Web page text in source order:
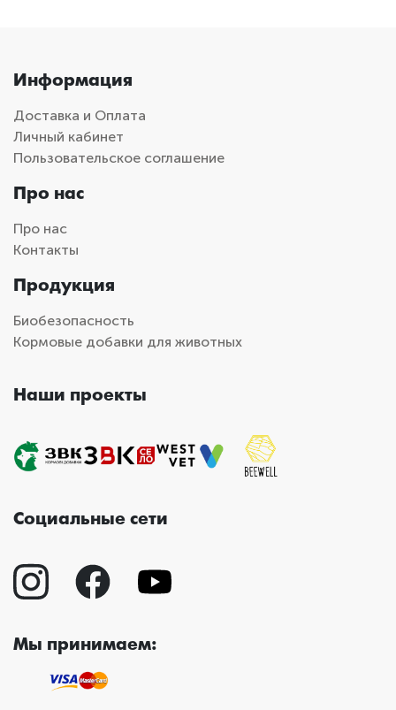
Информация
Доставка и Оплата
Личный кабинет
Пользовательское соглашение
Про нас
Про нас
Контакты
Продукция
Биобезопасность
Кормовые добавки для животных
Наши проекты
Социальные сети
Мы принимаем: